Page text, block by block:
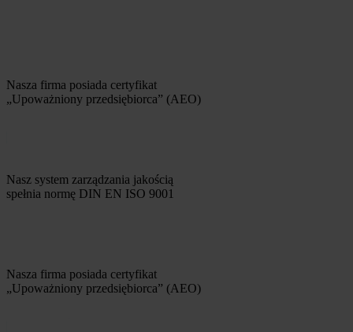
Nasza firma posiada certyfikat
„Upoważniony przedsiębiorca” (AEO)
Nasz system zarządzania jakością
spełnia normę DIN EN ISO 9001
Nasza firma posiada certyfikat
„Upoważniony przedsiębiorca” (AEO)